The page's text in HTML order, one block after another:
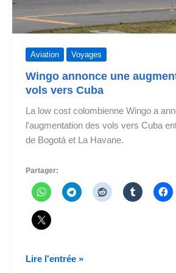
Aviation Voyages
Wingo annonce une
vols vers Cuba
La low cost colombienne Wingo a
l'augmentation des vols vers Cuba
de Bogotá et La Havane.
Partager:
Wingo
Lire l'entrée »